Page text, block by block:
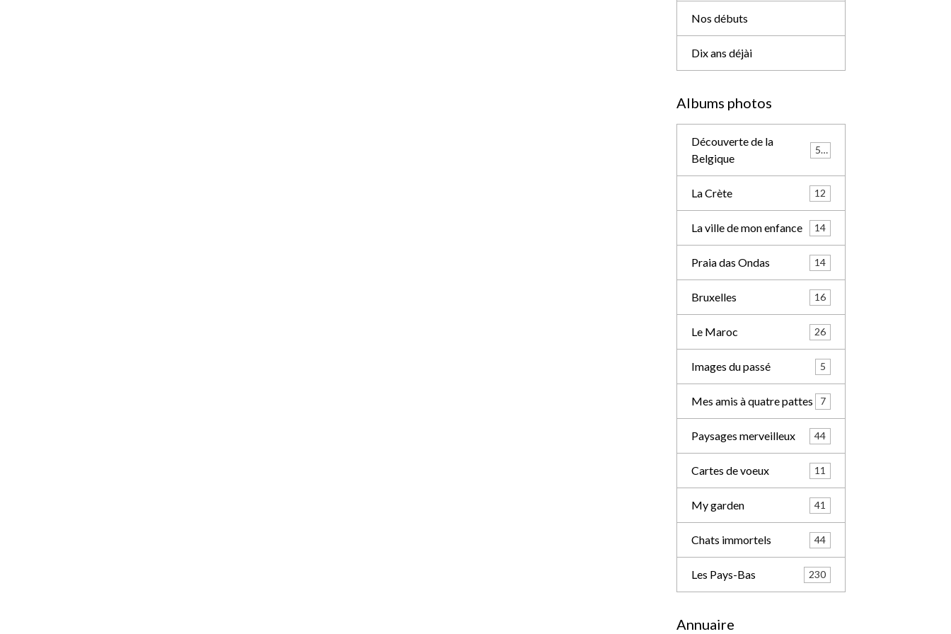
Nos débuts
Dix ans déjài
Albums photos
Découverte de la
Belgique
57
La Crète 12
La ville de mon enfance 14
Praia das Ondas 14
Bruxelles 16
Le Maroc 26
Images du passé 5
Mes amis à quatre pattes 7
Paysages merveilleux 44
Cartes de voeux 11
My garden 41
Chats immortels 44
Les Pays-Bas 230
Annuaire